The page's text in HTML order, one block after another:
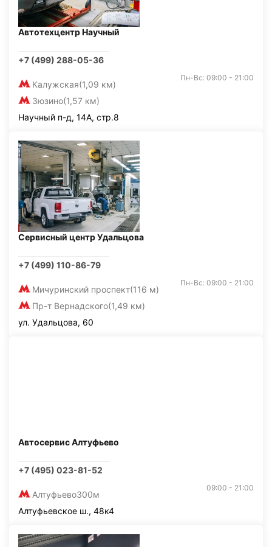
Автотехцентр Научный
+7 (499) 288-05-36
Калужская(1,09 км)
Зюзино(1,57 км)
Пн-Вс: 09:00 - 21:00
Научный п-д, 14А, стр.8
Сервисный центр Удальцова
+7 (499) 110-86-79
Мичуринский проспект(116 м)
Пр-т Вернадского(1,49 км)
Пн-Вс: 09:00 - 21:00
ул. Удальцова, 60
Автосервис Алтуфьево
+7 (495) 023-81-52
Алтуфьево300м
09:00 - 21:00
Алтуфьевское ш., 48к4